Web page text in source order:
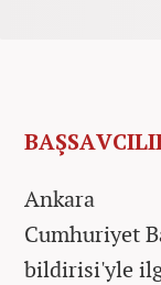
Ankara
Cumhuriyet
bildirisi'yle